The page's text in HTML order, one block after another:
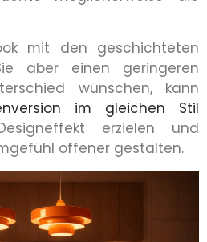
mit den geschichteten
aber einen geringeren
wünschen, kann
im gleichen Stil
erzielen und
offener gestalten.